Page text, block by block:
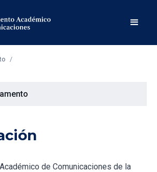
/
de Comunicaciones de la